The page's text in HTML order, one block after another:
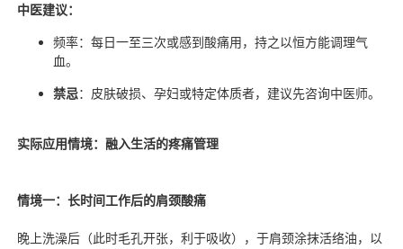
中医建议：
频率：每日一至三次或感到酸痛用，持之以恒方能调理气
血。
禁忌：皮肤破损、孕妇或特定体质者，建议先咨询中医师。
实际应用情境：融入生活的疼痛管理
情境一：长时间工作后的肩颈酸痛
晚上洗澡后（此时毛孔开张，利于吸收），于肩颈涂抹活络油，以